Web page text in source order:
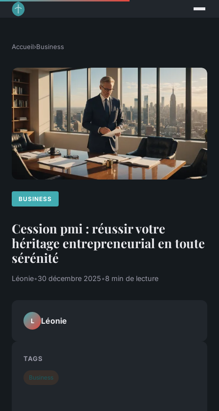
Accueil›Business
BUSINESS
Cession pmi : réussir votre
héritage entrepreneurial en toute
sérénité
Léonie•30 décembre 2025•8 min de lecture
L Léonie
TAGS
Business